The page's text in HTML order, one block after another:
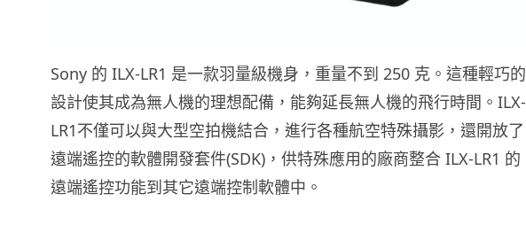
Sony 的 ILX-LR1 是一款羽量級機身，重量不到 250 克。這種輕巧的
設計使其成為無人機的理想配備，能夠延長無人機的飛行時間。ILX-
LR1不僅可以與大型空拍機結合，進行各種航空特殊攝影，還開放了
遠端遙控的軟體開發套件(SDK)，供特殊應用的廠商整合 ILX-LR1 的
遠端遙控功能到其它遠端控制軟體中。